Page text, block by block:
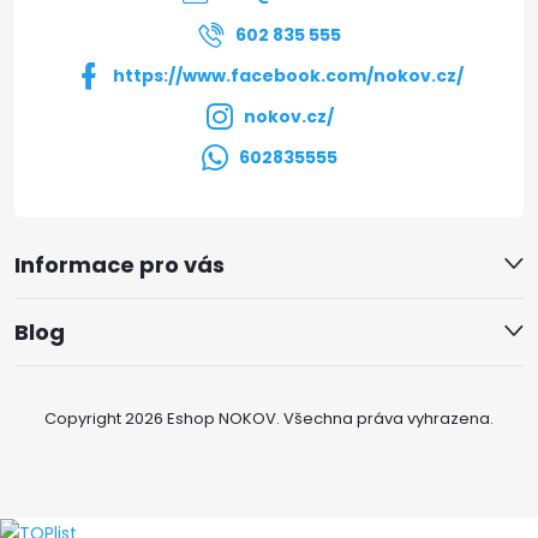
602 835 555
https://www.facebook.com/nokov.cz/
nokov.cz/
602835555
Informace pro vás
Blog
Copyright 2026 Eshop NOKOV. Všechna práva vyhrazena.